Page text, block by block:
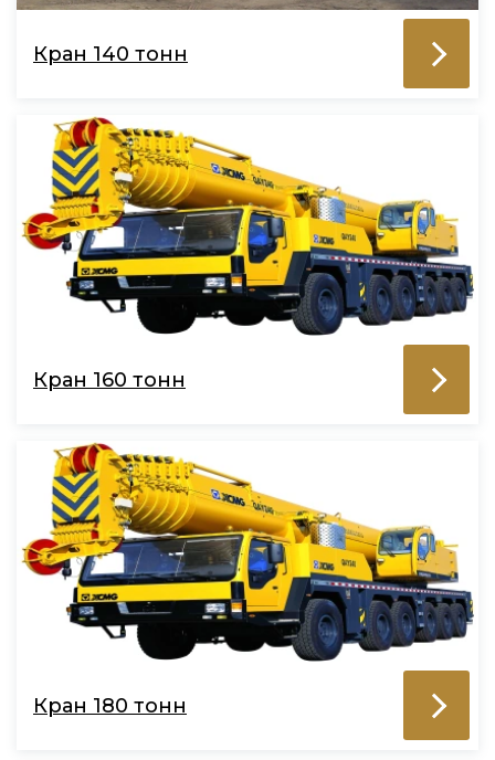
Кран 140 тонн
Кран 160 тонн
Кран 180 тонн